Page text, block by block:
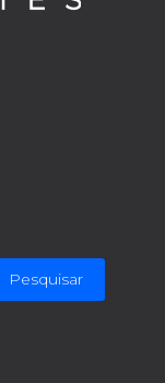
Pesquisar